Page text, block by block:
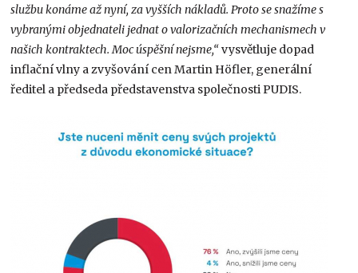
služ­bu konáme až nyní, za vyšších nákladů. Proto se snažíme s
vybranými objednateli jednat o valorizačních mechanismech v
našich kontraktech. Moc úspěšní nejsme,“vysvětluje dopad
inflační vlny a zvyšování cen Martin Höfler, generální
ředitel a předseda představenstva společnosti PUDIS.